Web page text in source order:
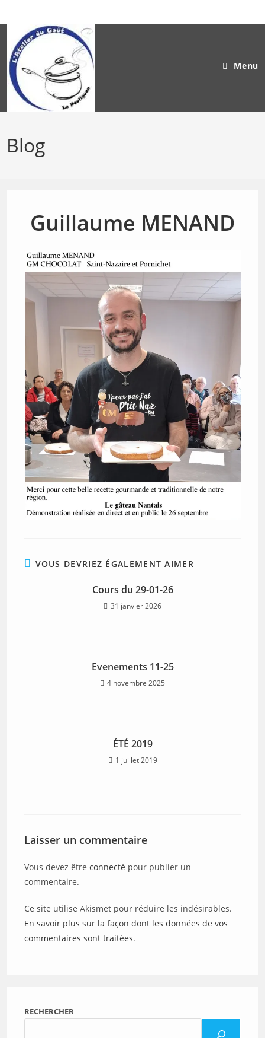
to
content
Menu
Blog
Guillaume MENAND
VOUS DEVRIEZ ÉGALEMENT AIMER
Cours du 29-01-26
31 janvier 2026
Evenements 11-25
4 novembre 2025
ÉTÉ 2019
1 juillet 2019
Laisser un commentaire
Vous devez êtreconnecté pour publier un
commentaire.
Ce site utilise Akismet pour réduire les indésirables.
En savoir plus sur la façon dont les données de vos
commentaires sont traitées.
RECHERCHER